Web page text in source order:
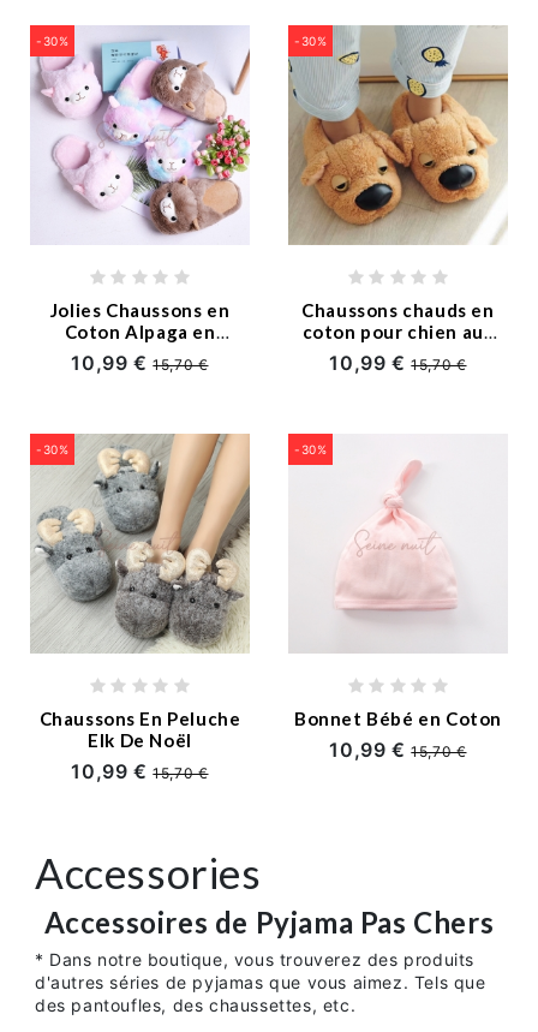
-30%
Jolies Chaussons en
Coton Alpaga en
Peluche
10,99 €15,70 €
-30%
Chaussons chauds en
coton pour chien aux
grands yeux
10,99 €15,70 €
-30%
Chaussons En Peluche
Elk De Noël
10,99 €15,70 €
-30%
Bonnet Bébé en Coton
10,99 €15,70 €
Accessories
Accessoires de Pyjama Pas Chers
* Dans notre boutique, vous trouverez des produits
d'autres séries de pyjamas que vous aimez. Tels que
des pantoufles, des chaussettes, etc.